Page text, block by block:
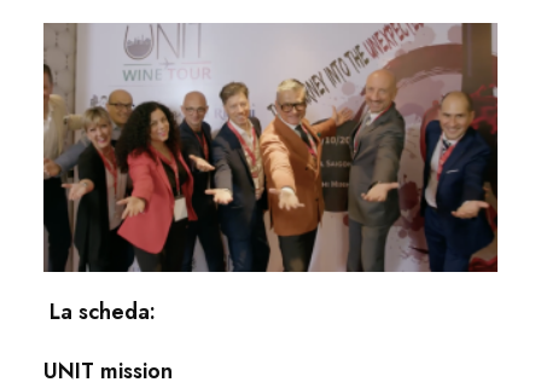
La scheda:
UNIT mission